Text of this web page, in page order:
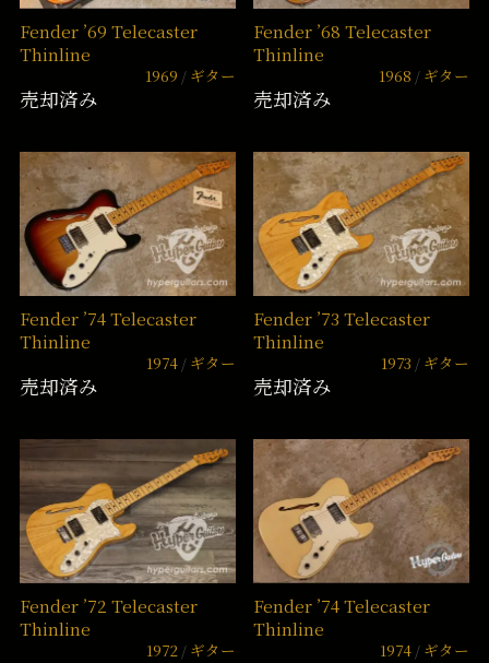
Fender ’69 Telecaster
Thinline
1969 ギター
売却済み
Fender ’68 Telecaster
Thinline
1968 ギター
売却済み
Fender ’74 Telecaster
Thinline
1974 ギター
売却済み
Fender ’73 Telecaster
Thinline
1973 ギター
売却済み
Fender ’72 Telecaster
Thinline
1972 ギター
Fender ’74 Telecaster
Thinline
1974 ギター